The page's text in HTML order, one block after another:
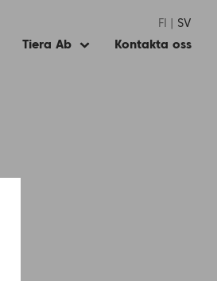
FI SV
Tiera Ab
ExpandKontakta oss